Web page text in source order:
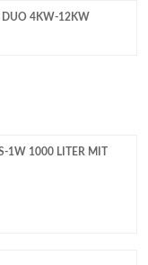
DUO 4KW-12KW
1W 1000 LITER MIT